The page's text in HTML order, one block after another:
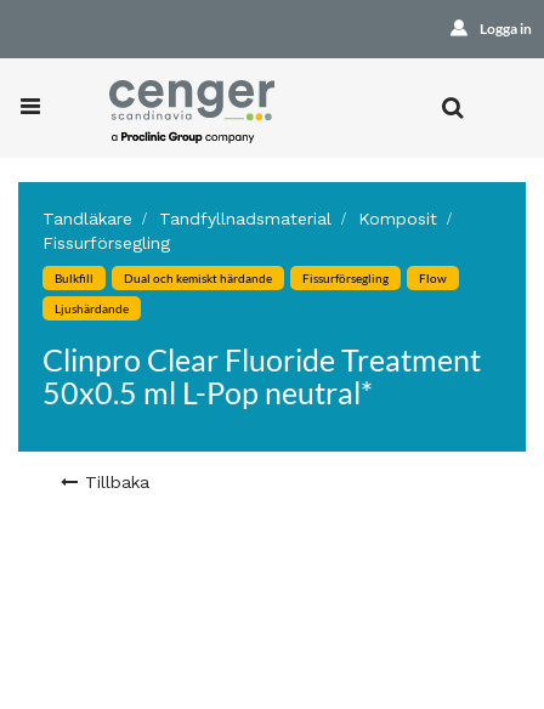
Logga in
Tandläkare Tandfyllnadsmaterial
Komposit
Fissurförsegling
Bulkfill Dual och kemiskt härdande Fissurförsegling Flow
Ljushärdande
Clinpro Clear Fluoride Treatment
50x0.5 ml L-Pop neutral*
Tillbaka